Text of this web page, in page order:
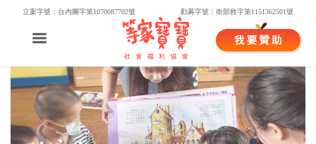
立案字號：台內團字第1070087702號 勸募字號：衛部救字第1151362501號